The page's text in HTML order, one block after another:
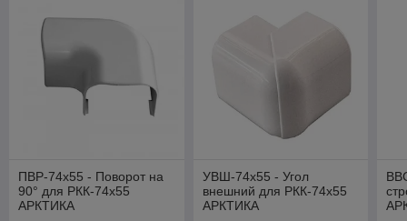
ПВР-74х55 - Поворот на
90° для РКК-74х55
АРКТИКА
УВШ-74х55 - Угол
внешний для РКК-74х55
АРКТИКА